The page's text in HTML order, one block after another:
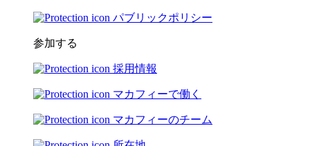
パブリックポリシー
参加する
採用情報
マカフィーで働く
マカフィーのチーム